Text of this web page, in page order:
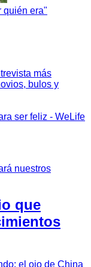
quién era"
más
bulos y
ser feliz - WeLife
que